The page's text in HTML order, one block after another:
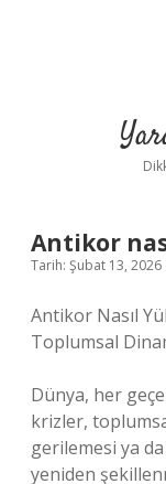
Antikor
Tarih: Şubat 13, 2026
Antikor Nasıl
Toplumsal
Dünya, her
krizler,
gerilemesi ya
yeniden